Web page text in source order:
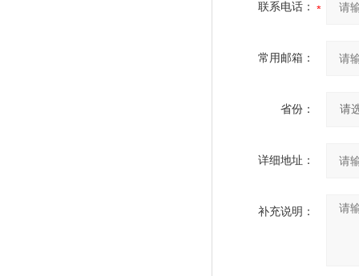
联系电话：
常用邮箱：
省份：
详细地址：
补充说明：